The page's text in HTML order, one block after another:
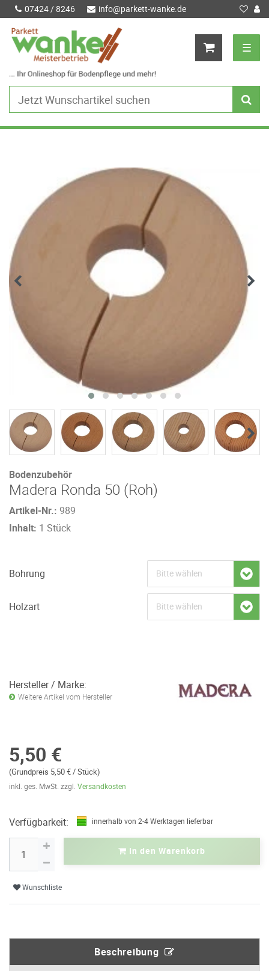
07424 / 8246 info@parkett-wanke.de
☰
Bodenzubehör
Madera Ronda 50 (Roh)
Artikel-Nr.: 989
Inhalt: 1 Stück
Bohrung
Holzart
Hersteller / Marke:
Weitere Artikel vom Hersteller
5,50 €
(Grundpreis 5,50 € / Stück)
inkl. ges. MwSt. zzgl. Versandkosten
Verfügbarkeit: innerhalb von 2-4 Werktagen lieferbar
In den Warenkorb
Wunschliste
Beschreibung